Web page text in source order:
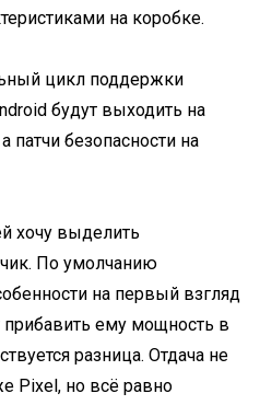
на коробке.
цикл поддержки
будут выходить на
патчи безопасности на
хочу выделить
По умолчанию
на первый взгляд
прибавить ему мощность в
разница. Отдача не
Pixel, но всё равно